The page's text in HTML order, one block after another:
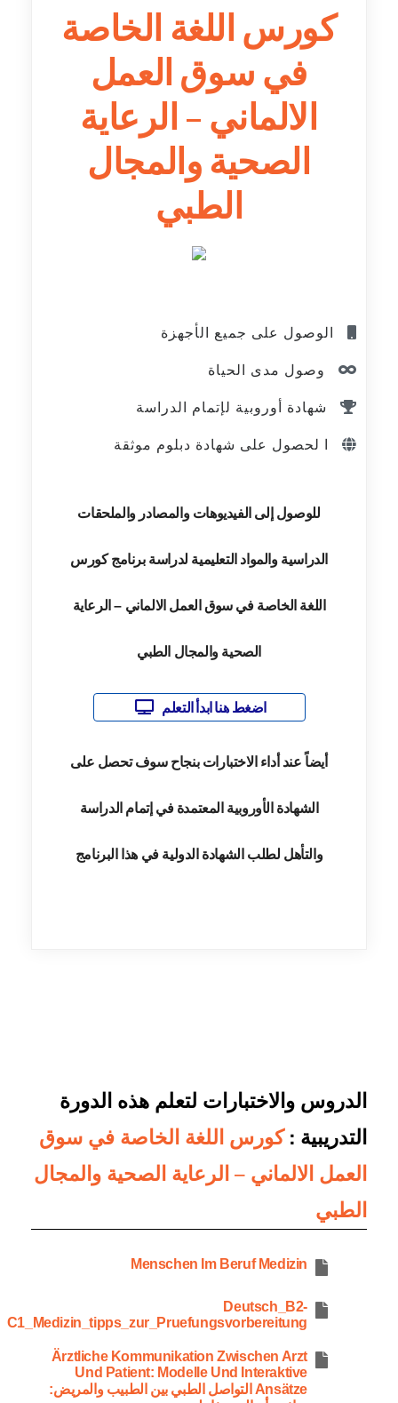
كورس اللغة الخاصة
في سوق العمل
الالماني – الرعاية
الصحية والمجال
الطبي
الوصول على جميع الأجهزة
وصول مدى الحياة
شهادة أوروبية لإتمام الدراسة
ا لحصول على شهادة دبلوم موثقة
للوصول إلى الفيديوهات والمصادر والملحقات
الدراسية والمواد التعليمية لدراسة برنامج كورس
اللغة الخاصة في سوق العمل الالماني – الرعاية
الصحية والمجال الطبي
اضغط هنا ابدأ التعلم
أيضاً عند أداء الاختبارات بنجاح سوف تحصل على
الشهادة الأوروبية المعتمدة في إتمام الدراسة
والتأهل لطلب الشهادة الدولية في هذا البرنامج
الدروس والاختبارات لتعلم هذه الدورة
التدريبية :كورس اللغة الخاصة في سوق
العمل الالماني – الرعاية الصحية والمجال
الطبي
Menschen Im Beruf Medizin
Deutsch_B2-
C1_Medizin_tipps_zur_Pruefungsvorbereitung
Ärztliche Kommunikation Zwischen Arzt
Und Patient: Modelle Und Interaktive
Ansätze التواصل الطبي بين الطبيب والمريض: